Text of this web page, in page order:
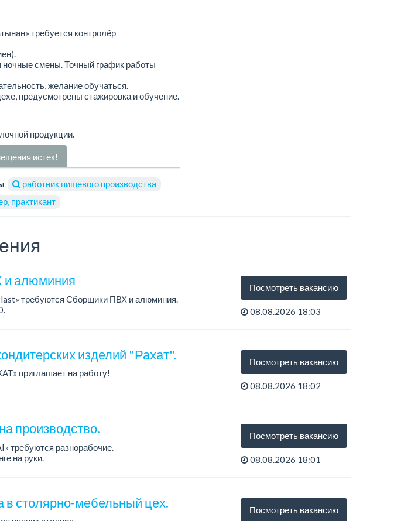
требуется контролёр
смены. Точный график работы
желание обучаться.
предусмотрены стажировка и обучение.
продукции.
истек!
работник пищевого производства
практикант
алюминия
требуются Сборщики ПВХ и алюминия.
Посмотреть вакансию
08.08.2026 18:03
изделий "Рахат".
приглашает на работу!
Посмотреть вакансию
08.08.2026 18:02
производство.
требуются разнорабочие.
на руки.
Посмотреть вакансию
08.08.2026 18:01
столярно-мебельный цех. Посмотреть вакансию